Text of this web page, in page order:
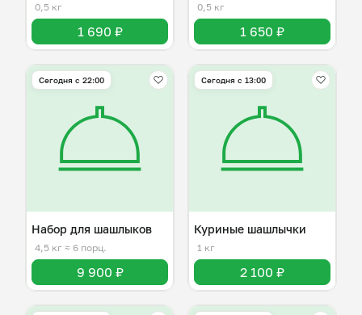
0,5 кг
1 690 ₽
0,5 кг
1 650 ₽
Сегодня с 22:00
Набор для шашлыков
4,5 кг ≈ 6 порц.
9 900 ₽
Сегодня с 13:00
Куриные шашлычки
1 кг
2 100 ₽